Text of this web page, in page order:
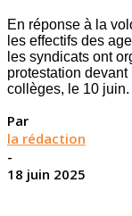
En réponse à la
les effectifs des
les syndicats ont
protestation
collèges, le 10 juin.
Par
la rédaction
-
18 juin 2025